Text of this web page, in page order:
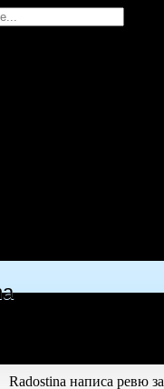
Radostina написа ревю за